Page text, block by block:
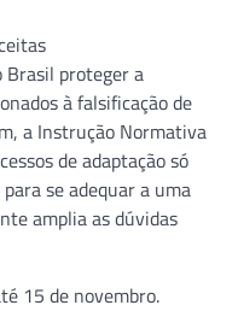
proteger a
à falsificação de
a Instrução Normativa
de adaptação só
se adequar a uma
amplia as dúvidas
15 de novembro.